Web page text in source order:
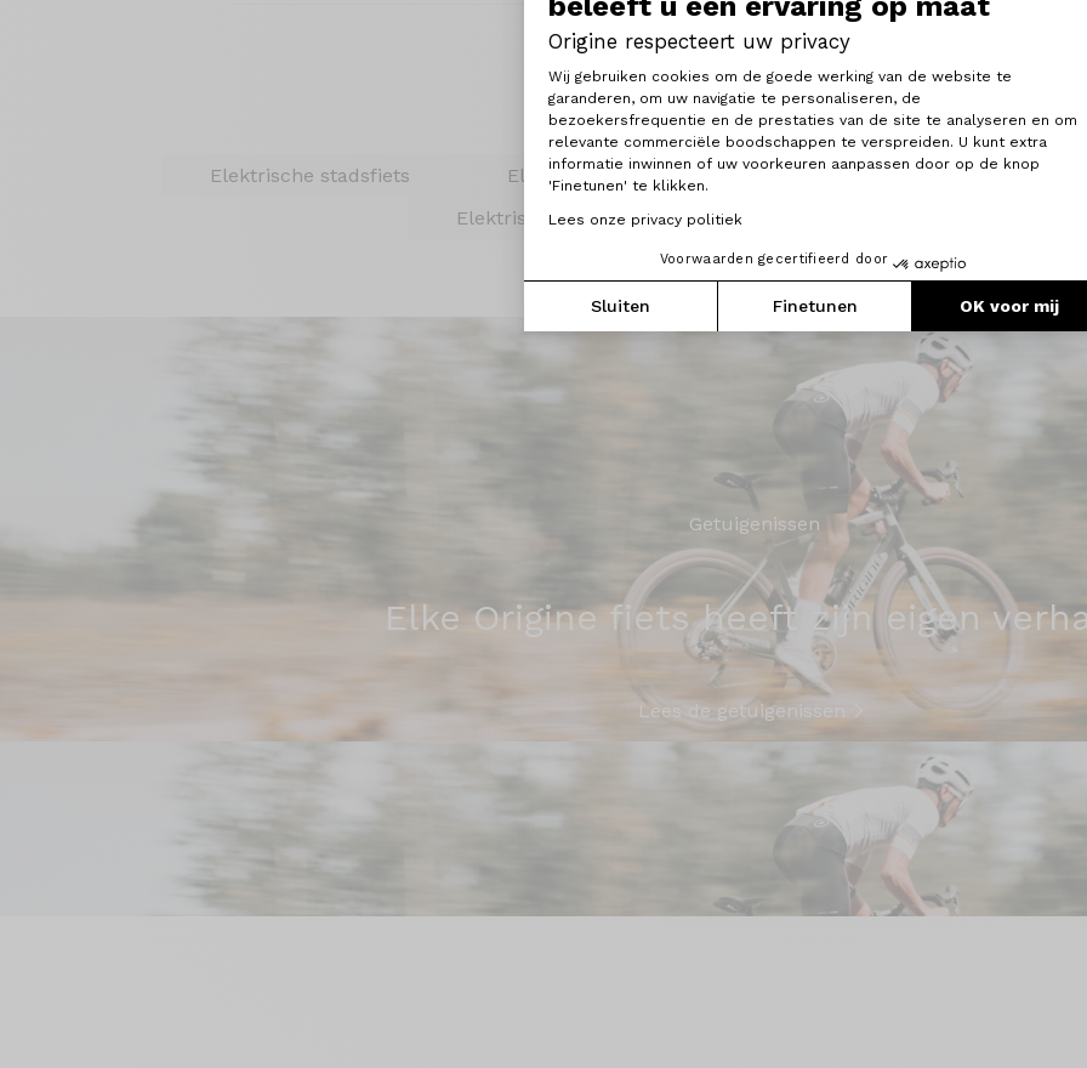
Origine respecteert uw privacy
Toestemmingsbeheerplatform:
Wij gebruiken cookies om de goede werking van de website te
garanderen, om uw navigatie te personaliseren, de
bezoekersfrequentie en de prestaties van de site te analyseren en om
relevante commerciële boodschappen te verspreiden. U kunt extra
informatie inwinnen of uw voorkeuren aanpassen door op de knop
'Finetunen' te klikken.
Lees onze privacy politiek
Voorwaarden gecertifieerd door
Sluiten Finetunen OK voor mij
Axeptio consent
Ontdek ook
Elektrische stadsfiets Elektrische gravelbike
Elektrische racefiets
Elektrische racefiets voor dames
Getuigenissen
Elke Origine fiets heeft zijn eigen
Lees de getuigenissen